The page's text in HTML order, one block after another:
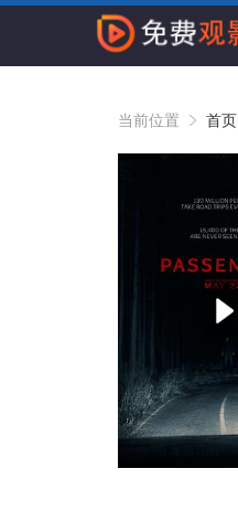
当前位置 首页